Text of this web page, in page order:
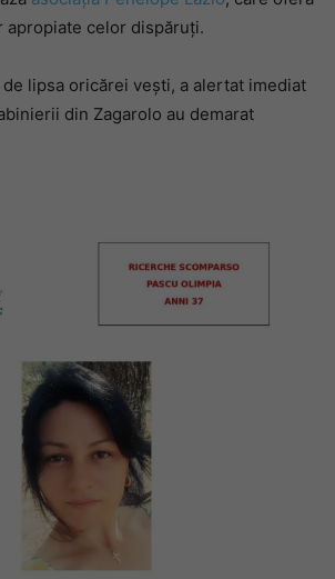
apropiate celor dispăruți.
lipsa oricărei vești, a alertat imediat
din Zagarolo au demarat